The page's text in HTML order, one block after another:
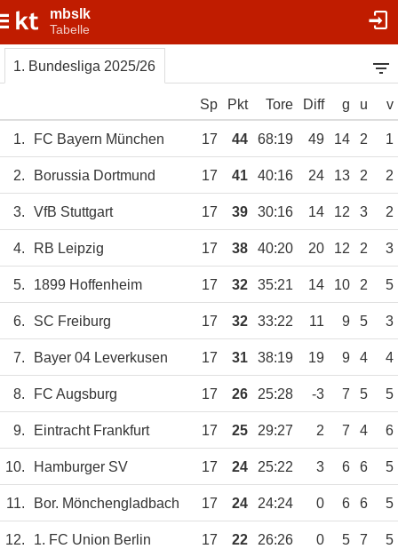
mbslk
Tabelle
1. Bundesliga 2025/26
Sp Pkt Tore Diff g u v
1. FC Bayern München 17 44 68:19 49 14 2 1
2. Borussia Dortmund 17 41 40:16 24 13 2 2
3. VfB Stuttgart 17 39 30:16 14 12 3 2
4. RB Leipzig 17 38 40:20 20 12 2 3
5. 1899 Hoffenheim 17 32 35:21 14 10 2 5
6. SC Freiburg 17 32 33:22 11 9 5 3
7. Bayer 04 Leverkusen 17 31 38:19 19 9 4 4
8. FC Augsburg 17 26 25:28 -3 7 5 5
9. Eintracht Frankfurt 17 25 29:27 2 7 4 6
10. Hamburger SV 17 24 25:22 3 6 6 5
11. Bor. Mönchengladbach 17 24 24:24 0 6 6 5
12. 1. FC Union Berlin 17 22 26:26 0 5 7 5